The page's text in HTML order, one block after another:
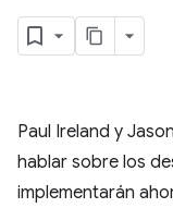
Paul Ireland y
hablar sobre los
implementarán